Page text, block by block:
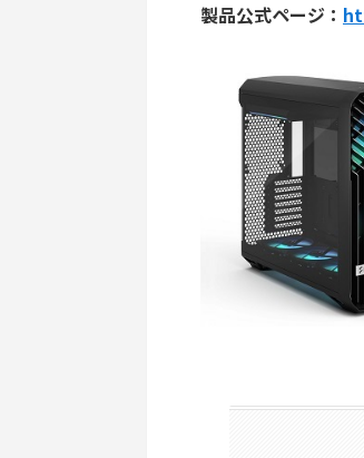
製品公式ページ：